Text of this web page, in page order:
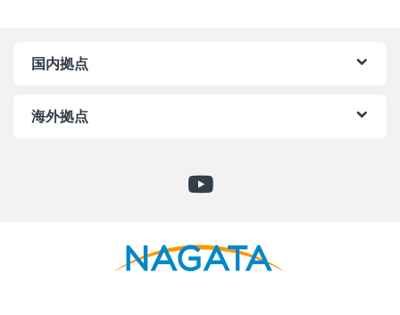
国内拠点
海外拠点